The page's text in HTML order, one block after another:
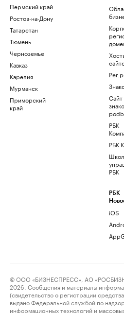
Пермский край
Ростов-на-Дону
Татарстан
Тюмень
Черноземье
Кавказ
Карелия
Мурманск
Приморский
край
Сайт
РБК
РБК
РБК
РБК
iOS
© ООО «БИЗНЕСПРЕСС», АО
2026. Сообщения и материалы
(свидетельство о регистрации
выдано Федеральной службой по
информационных технологий и